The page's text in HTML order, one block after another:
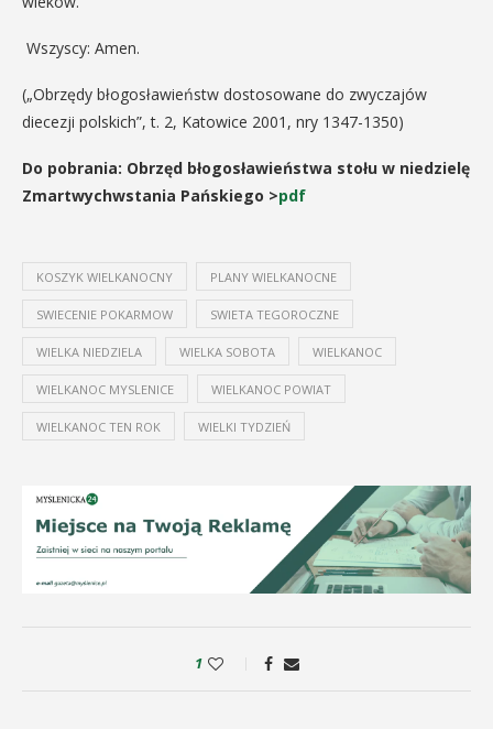
Wszyscy: Amen.
(„Obrzędy błogosławieństw dostosowane do zwyczajów
diecezji polskich”, t. 2, Katowice 2001, nry 1347-1350)
Do pobrania: Obrzęd błogosławieństwa stołu w niedzielę
Zmartwychwstania Pańskiego >pdf
KOSZYK WIELKANOCNY PLANY WIELKANOCNE
SWIECENIE POKARMOW SWIETA TEGOROCZNE
WIELKA NIEDZIELA WIELKA SOBOTA WIELKANOC
WIELKANOC MYSLENICE WIELKANOC POWIAT
WIELKANOC TEN ROK WIELKI TYDZIEŃ
1